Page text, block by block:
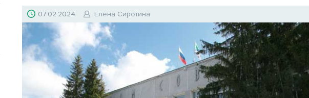
07.02.2024 Елена Сиротина